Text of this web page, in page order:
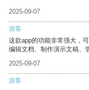
2025-09-07
游客
这款app的功能非常强大，
编辑文档、制作演示文稿、
2025-09-07
游客